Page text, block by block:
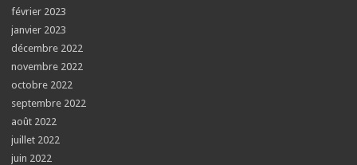
février 2023
janvier 2023
décembre 2022
novembre 2022
octobre 2022
septembre 2022
août 2022
juillet 2022
juin 2022